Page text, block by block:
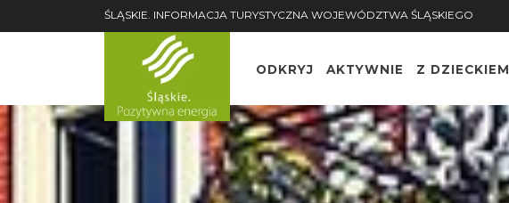
ŚLĄSKIE. INFORMACJA TURYSTYCZNA WOJEWÓDZTWA ŚLĄSKIEGO
ODKRYJ AKTYWNIE Z DZIECKIEM